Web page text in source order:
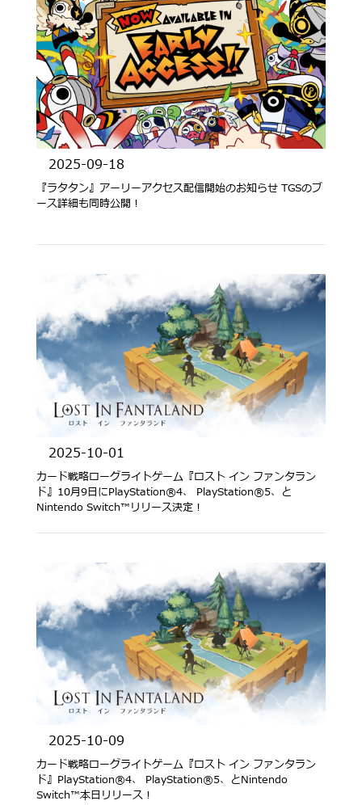
2025-09-18
『ラタタン』アーリーアクセス配信開始のお知らせ TGSのブ
ース詳細も同時公開！
2025-10-01
カード戦略ローグライトゲーム『ロスト イン ファンタラン
ド』10月9日にPlayStation®4、 PlayStation®5、と
Nintendo Switch™リリース決定！
2025-10-09
カード戦略ローグライトゲーム『ロスト イン ファンタラン
ド』PlayStation®4、 PlayStation®5、とNintendo
Switch™本日リリース！